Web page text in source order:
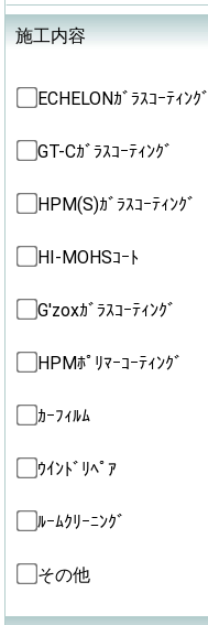
施工内容
ECHELONｶﾞﾗｽｺｰﾃｨﾝｸﾞ
GT-Cｶﾞﾗｽｺｰﾃｨﾝｸﾞ
HPM(S)ｶﾞﾗｽｺｰﾃｨﾝｸﾞ
HI-MOHSｺｰﾄ
G'zoxｶﾞﾗｽｺｰﾃｨﾝｸﾞ
HPMﾎﾟﾘﾏｰｺｰﾃｨﾝｸﾞ
ｶｰﾌｨﾙﾑ
ｳｲﾝﾄﾞﾘﾍﾟｱ
ﾙｰﾑｸﾘｰﾆﾝｸﾞ
その他